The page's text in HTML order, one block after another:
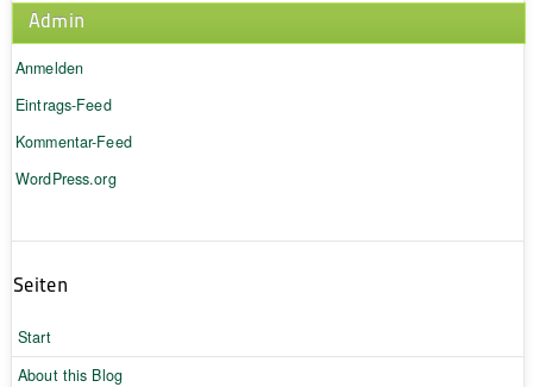
Admin
Anmelden
Eintrags-Feed
Kommentar-Feed
WordPress.org
Seiten
Start
About this Blog